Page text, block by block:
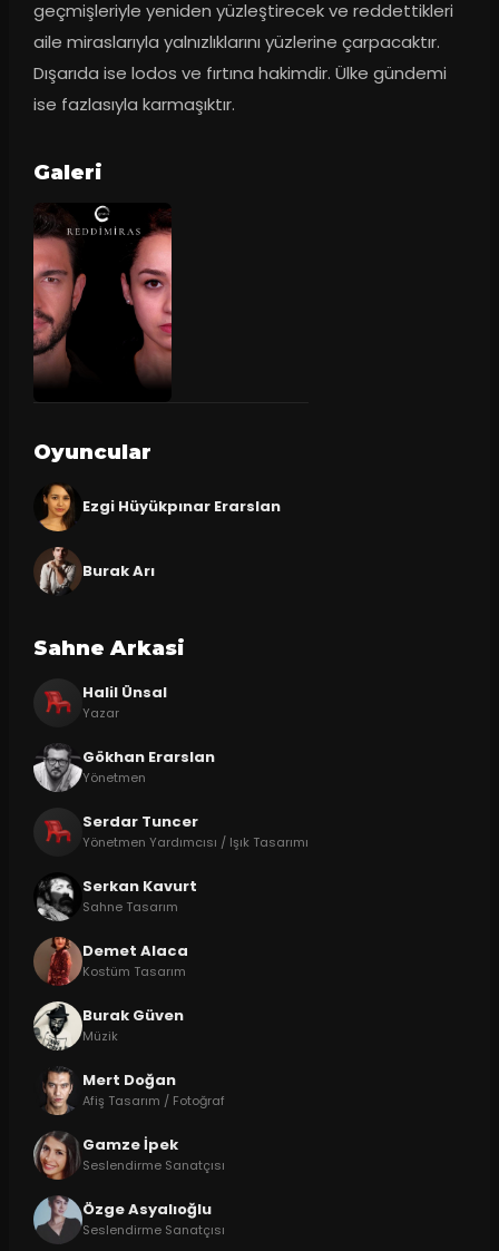
geçmişleriyle yeniden yüzleştirecek ve reddettikleri
aile miraslarıyla yalnızlıklarını yüzlerine çarpacaktır.
Dışarıda ise lodos ve fırtına hakimdir. Ülke gündemi
ise fazlasıyla karmaşıktır.
Galeri
Oyuncular
Ezgi Hüyükpınar Erarslan
Burak Arı
Sahne Arkasi
Halil Ünsal
Yazar
Gökhan Erarslan
Yönetmen
Serdar Tuncer
Yönetmen Yardımcısı / Işık Tasarımı
Serkan Kavurt
Sahne Tasarım
Demet Alaca
Kostüm Tasarım
Burak Güven
Müzik
Mert Doğan
Afiş Tasarım / Fotoğraf
Gamze İpek
Seslendirme Sanatçısı
Özge Asyalıoğlu
Seslendirme Sanatçısı